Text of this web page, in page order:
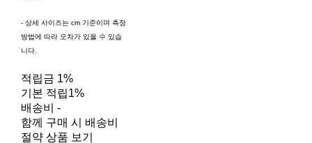
- 상세 사이즈는 cm 기준이며 측정
방법에 따라 오차가 있을 수 있습
니다.
적립금 1%
기본 적립1%
배송비 -
함께 구매 시 배송비
절약 상품 보기